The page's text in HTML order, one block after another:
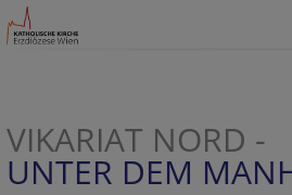
VIKARIAT NORD -
UNTER DEM